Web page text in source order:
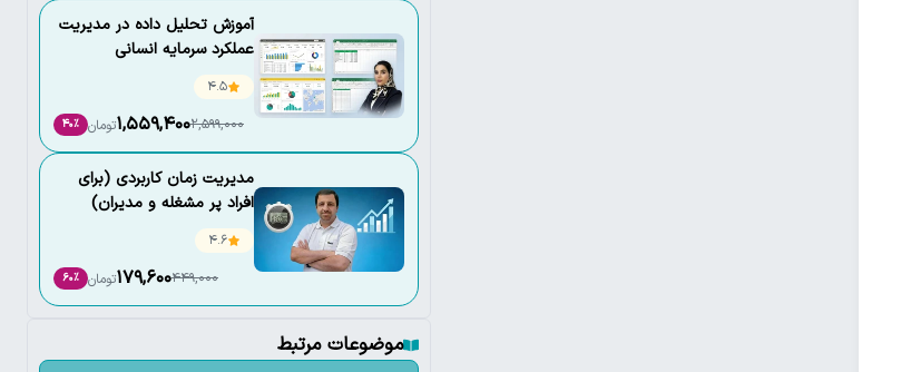
آموزش تحلیل داده در مدیریت
عملکرد سرمایه انسانی
4.5
2,599,000
1,559,400تومان 40٪
مدیریت زمان کاربردی (برای
افراد پر مشغله و مدیران)
4.6
449,000
179,600تومان 60٪
موضوعات مرتبط